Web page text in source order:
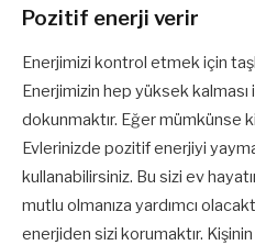
Pozitif enerji verir
Enerjimizi kontrol etmek için
Enerjimizin hep yüksek
dokunmaktır. Eğer mümkünse
Evlerinizde pozitif enerjiyi
kullanabilirsiniz. Bu sizi ev
mutlu olmanıza yardımcı
enerjiden sizi korumaktır.